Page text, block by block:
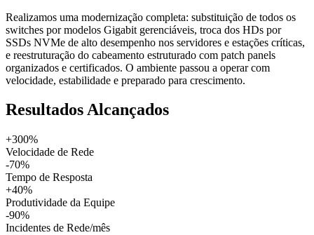
Realizamos uma modernização completa: substituição de todos os
switches por modelos Gigabit gerenciáveis, troca dos HDs por
SSDs NVMe de alto desempenho nos servidores e estações críticas,
e reestruturação do cabeamento estruturado com patch panels
organizados e certificados. O ambiente passou a operar com
velocidade, estabilidade e preparado para crescimento.
Resultados Alcançados
+300%
Velocidade de Rede
-70%
Tempo de Resposta
+40%
Produtividade da Equipe
-90%
Incidentes de Rede/mês